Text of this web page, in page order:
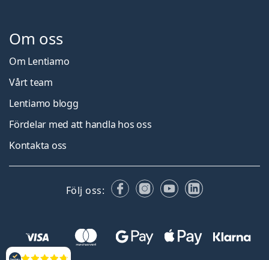
Om oss
Om Lentiamo
Vårt team
Lentiamo blogg
Fördelar med att handla hos oss
Kontakta oss
Följ oss: FacebookInstagram
YouTubeLinkedIn